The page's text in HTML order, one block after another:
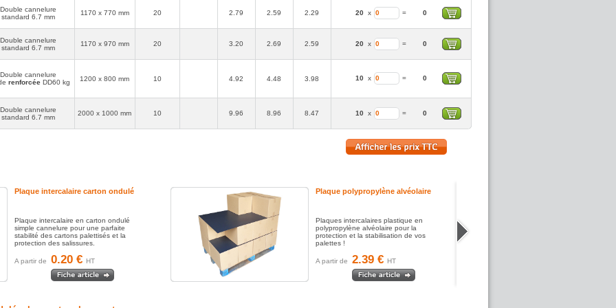
rapide
et
Double cannelure
standard 6.7 mm
1170 x 770 mm 20 2.79 2.59 2.29 20 x = 0
Double cannelure
standard 6.7 mm
1170 x 970 mm 20 3.20 2.69 2.59 20 x = 0
Double cannelure
renforcée DD60 kg 1200 x 800 mm 10 4.92 4.48 3.98 10 x = 0
Double cannelure
standard 6.7 mm
2000 x 1000 mm 10 9.96 8.96 8.47 10 x = 0
Plaque intercalaire carton ondulé
Plaque intercalaire en carton ondulé
simple cannelure pour une parfaite
stabilité des cartons palettisés et la
protection des salissures.
A partir de 0.20 € HT
Plaque polypropylène alvéolaire
Plaques intercalaires plastique en
polypropylène alvéolaire pour la
protection et la stabilisation de vos
palettes !
A partir de 2.39 € HT